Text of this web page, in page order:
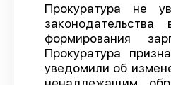
Прокуратура не
формирования
Прокуратура
уведомили об